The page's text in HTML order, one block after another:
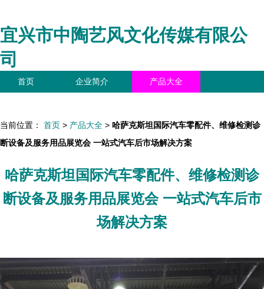
宜兴市中陶艺风文化传媒有限公
司
首页 企业简介 产品大全
当前位置： 首页 > 产品大全 > 哈萨克斯坦国际汽车零配件、维修检测诊
断设备及服务用品展览会 一站式汽车后市场解决方案
哈萨克斯坦国际汽车零配件、维修检测诊
断设备及服务用品展览会 一站式汽车后市
场解决方案